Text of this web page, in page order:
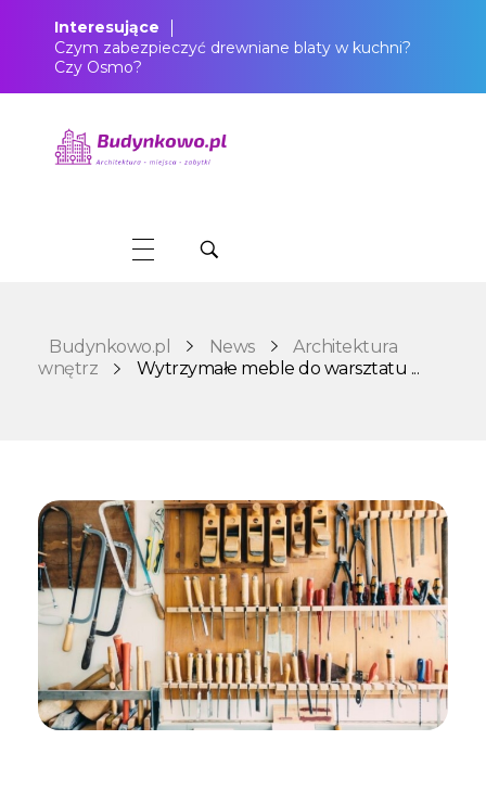
Interesujące
Czym zabezpieczyć drewniane blaty w kuchni?
Czy Osmo?
Budynkowo.pl News
Architektura
wnętrz
Wytrzymałe meble do warsztatu ...